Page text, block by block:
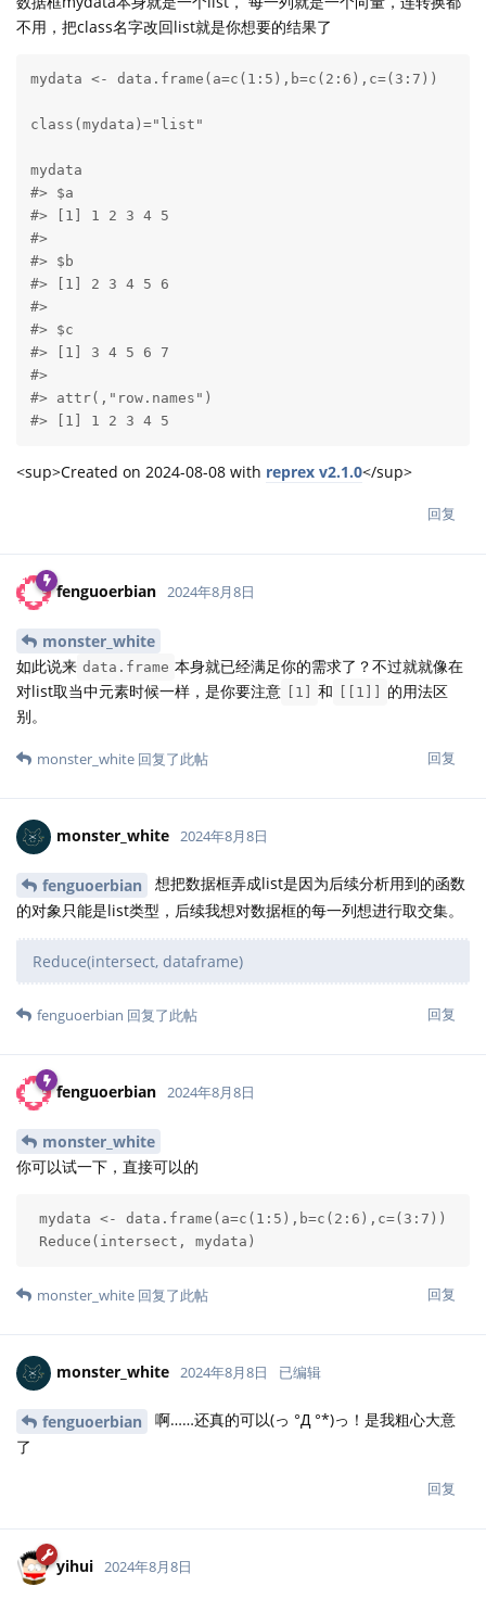
不用，把class名字改回list就是你想要的结果了
mydata <- data.frame(a=c(1:5),b=c(2:6),c=(3:7))
class(mydata)="list"
mydata
#> $a
#> [1] 1 2 3 4 5
#>
#> $b
#> [1] 2 3 4 5 6
#>
#> $c
#> [1] 3 4 5 6 7
#>
#> attr(,"row.names")
#> [1] 1 2 3 4 5
<sup>Created on 2024-08-08 with reprex v2.1.0</sup>
回复
fenguoerbian 2024年8月8日
monster_white
如此说来 data.frame 本身就已经满足你的需求了？不过就就像在
对list取当中元素时候一样，是你要注意
[1] 和 [[1]]
的用法区
别。
回复
monster_white 回复了此帖
monster_white 2024年8月8日
fenguoerbian
想把数据框弄成list是因为后续分析用到的函数
的对象只能是list类型，后续我想对数据框的每一列想进行取交集。
Reduce(intersect, dataframe)
回复
fenguoerbian 回复了此帖
fenguoerbian 2024年8月8日
monster_white
你可以试一下，直接可以的
mydata <- data.frame(a=c(1:5),b=c(2:6),c=(3:7))
Reduce(intersect, mydata)
回复
monster_white 回复了此帖
monster_white 2024年8月8日 已编辑
fenguoerbian
啊……还真的可以(っ °Д °*)っ！是我粗心大意
了
回复
yihui 2024年8月8日